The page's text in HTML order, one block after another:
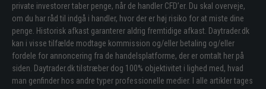
private investorer taber penge, når de handler CFD’er. Du skal overveje,
om du har råd til indgå i handler, hvor der er høj risiko for at miste dine
penge. Historisk afkast garanterer aldrig fremtidige afkast. Daytrader.dk
kan i visse tilfælde modtage kommission og/eller betaling og/eller
fordele for annoncering fra de handelsplatforme, der er omtalt her på
siden. Daytrader.dk tilstræber dog 100% objektivitet i lighed med, hvad
man genfinder hos andre typer professionelle medier. I alle artikler tages